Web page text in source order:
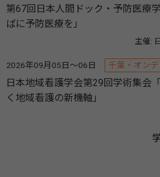
第67回日本人間ドック・予防医療
ばに予防医療を」
主催:
2026年09月05日～06日 千葉・オンデ
日本地域看護学会第29回学術集会
く地域看護の新機軸」